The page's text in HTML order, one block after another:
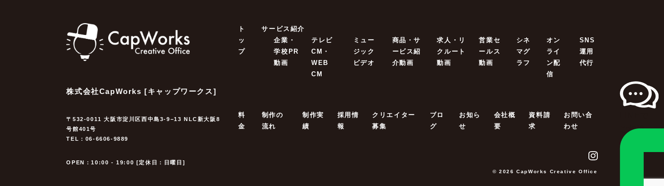
ご相談
株式会社CapWorks [キャップワークス]
〒532-0011 大阪市淀川区西中島3-9−13 NLC新大阪8
号館401号
TEL：06-6606-9889
OPEN：10:00 - 19:00 [定休日：日曜日]
ト
ッ
プ
サービス紹介
企業・
学校PR
動画
テレビ
CM・
WEB
CM
ミュー
ジック
ビデオ
商品・サ
ービス紹
介動画
求人・リ
クルート
動画
営業セ
ールス
動画
シネ
マグ
ラフ
オン
ライ
ン配
信
SNS
運用
代行
料
金
制作の
流れ
制作実
績
採用情
報
クリエイター
募集
ブロ
グ
お知ら
せ
会社概
要
資料請
求
お問い合
わせ
© 2026 CapWorks Creative Office